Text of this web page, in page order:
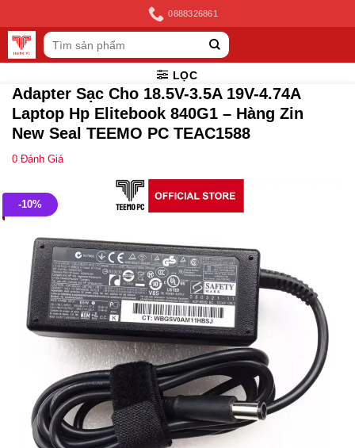
to
content
0888326861
Tìm
kiếm:
LỌC
Adapter Sạc Cho 18.5V-3.5A 19V-4.74A
Laptop Hp Elitebook 840G1 – Hàng Zin
New Seal TEEMO PC TEAC1588
0 Đánh Giá
-10%